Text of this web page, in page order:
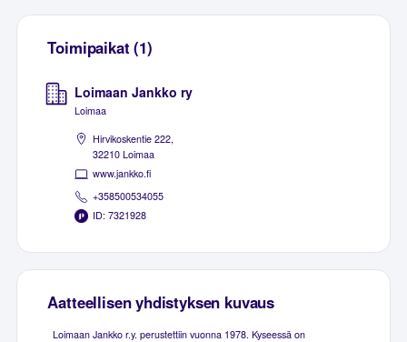
Toimipaikat (1)
Loimaan Jankko ry
Loimaa
Hirvikoskentie 222,
32210 Loimaa
www.jankko.fi
+358500534055
ID: 7321928
Aatteellisen yhdistyksen kuvaus
Loimaan Jankko r.y. perustettiin vuonna 1978. Kyseessä on